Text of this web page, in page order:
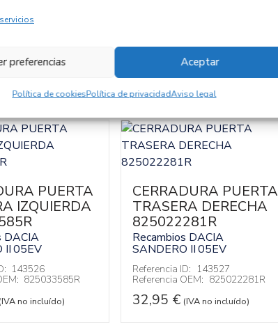
Aceptar
preferencias
Política de cookiesPolítica de privacidadAviso legal
PUERTA
IZQUIERDA
DACIA
II05EV
143526
825033585R
(IVA no incluído)
CERRADURA PUERTA
TRASERA DERECHA
825022281R
Recambios DACIA
SANDERO II05EV
Referencia ID: 143527
Referencia OEM: 825022281R
32,95 € (IVA no incluído)